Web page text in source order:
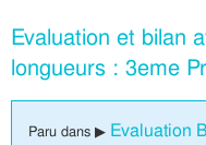
Evaluation et bilan
longueurs : 3eme
Paru dans ▶ Evaluation